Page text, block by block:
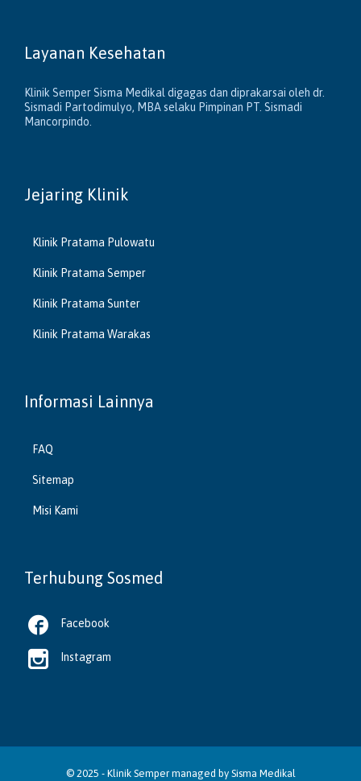
Layanan Kesehatan
Klinik Semper Sisma Medikal digagas dan diprakarsai oleh dr.
Sismadi Partodimulyo, MBA selaku Pimpinan PT. Sismadi
Mancorpindo.
Jejaring Klinik
Klinik Pratama Pulowatu
Klinik Pratama Semper
Klinik Pratama Sunter
Klinik Pratama Warakas
Informasi Lainnya
FAQ
Sitemap
Misi Kami
Terhubung Sosmed
 Facebook
 Instagram
© 2025 - Klinik Sempermanaged by Sisma Medikal